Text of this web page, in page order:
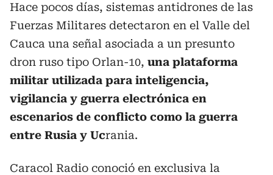
Hace pocos días, sistemas antidrones de las
Fuerzas Militares detectaron en el Valle del
Cauca una señal asociada a un presunto
dron ruso tipo Orlan-10, una plataforma
militar utilizada para inteligencia,
vigilancia y guerra electrónica en
escenarios de conflicto como la guerra
entre Rusia y Ucrania.
Caracol Radio conoció en exclusiva la